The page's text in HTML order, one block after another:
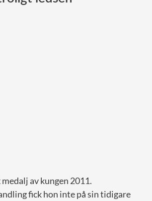
Monacos furstehus
av kungen 2011.
fick hon inte på sin tidigare